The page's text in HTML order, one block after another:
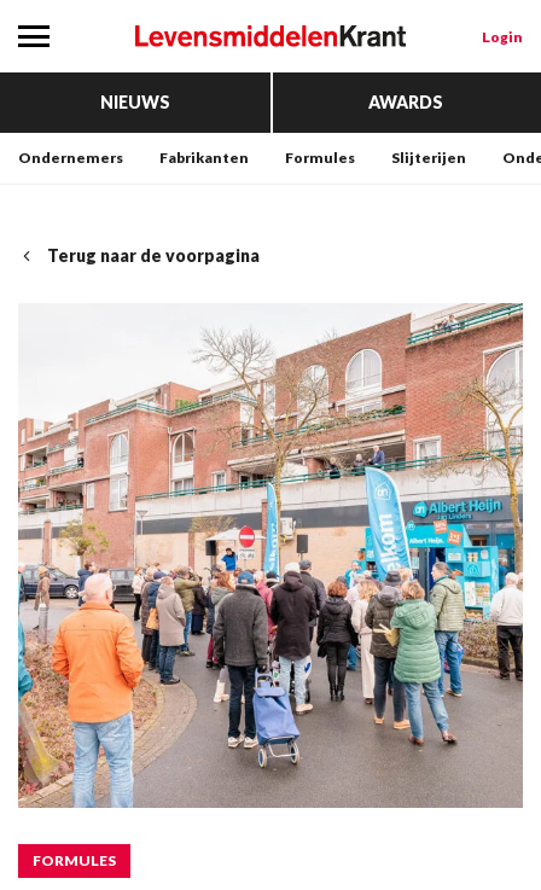
Login
NIEUWS AWARDS
Ondernemers Fabrikanten Formules Slijterijen
Terug naar de voorpagina
FORMULES